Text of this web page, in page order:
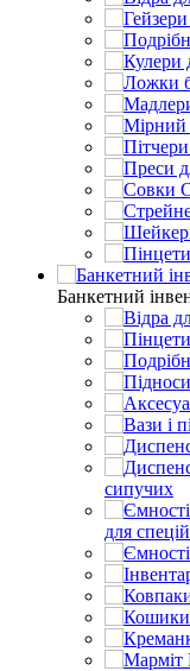
Банкетний
сипучих
для спецій